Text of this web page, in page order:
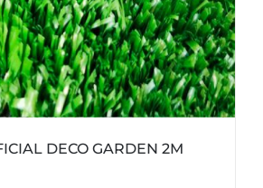
DECO GARDEN 2M